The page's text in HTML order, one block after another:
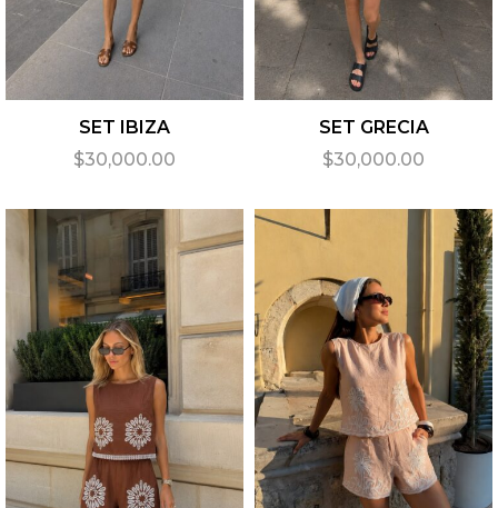
SET IBIZA
$30,000.00
SET GRECIA
$30,000.00